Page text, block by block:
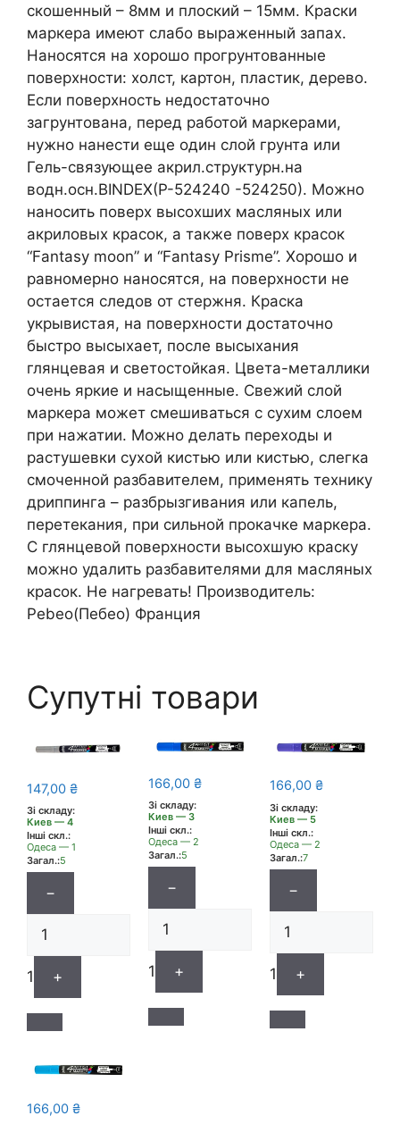
скошенный – 8мм и плоский – 15мм. Краски
маркера имеют слабо выраженный запах.
Наносятся на хорошо прогрунтованные
поверхности: холст, картон, пластик, дерево.
Если поверхность недостаточно
загрунтована, перед работой маркерами,
нужно нанести еще один слой грунта или
Гель-связующее акрил.структурн.на
водн.осн.BINDEX(P-524240 -524250). Можно
наносить поверх высохших масляных или
акриловых красок, а также поверх красок
“Fantasy moon” и “Fantasy Prisme”. Хорошо и
равномерно наносятся, на поверхности не
остается следов от стержня. Краска
укрывистая, на поверхности достаточно
быстро высыхает, после высыхания
глянцевая и светостойкая. Цвета-металлики
очень яркие и насыщенные. Свежий слой
маркера может смешиваться с сухим слоем
при нажатии. Можно делать переходы и
растушевки сухой кистью или кистью, слегка
смоченной разбавителем, применять технику
дриппинга – разбрызгивания или капель,
перетекания, при сильной прокачке маркера.
С глянцевой поверхности высохшую краску
можно удалить разбавителями для масляных
красок. Не нагревать! Производитель:
Pebeo(Пебео) Франция
Супутні товари
147,00 ₴
Зі складу:
Киев — 4
Інші скл.:
Одеса — 1
Загал.:5
−
1 +
166,00 ₴
Зі складу:
Киев — 3
Інші скл.:
Одеса — 2
Загал.:5
−
1 +
166,00 ₴
Зі складу:
Киев — 5
Інші скл.:
Одеса — 2
Загал.:7
−
1 +
166,00 ₴